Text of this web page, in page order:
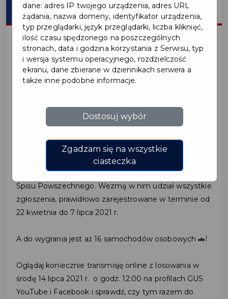
2021-07-14
WIELKI FINAŁ LOTERII
NARODOWEGO SPISU
POWSZECHNEGO
Dziś, tj. 14 lipca 2021 r. o godz. 12.00 odbędzie się
ostatnie, finałowe losowanie 🍀loterii Narodowego
Spisu Powszechnego. Wezmą w nim udział wszystkie
zgłoszenia, prawidłowo zarejestrowane w terminie od
22 kwietnia do 7 lipca 2021 r.
A do wygrania jest aż 16 samochodów osobowych 🚗!
Oglądaj koniecznie transmisję online z losowania w
środę 14 lipca 2021 r. o godz. 12.00 na profilach GUS
YouTube i Facebook i sprawdź, czy tym razem do
dane: adres IP twojego urządzenia, adres URL
żądania, nazwa domeny, identyfikator urządzenia,
typ przeglądarki, język przeglądarki, liczba kliknięć,
ilość czasu spędzonego na poszczególnych
stronach, data i godzina korzystania z Serwisu, typ
i wersja systemu operacyjnego, rozdzielczość
ekranu, dane zbierane w dziennikach serwera a
także inne podobne informacje.
Dostosuj wybór
Zgadzam się na wszystkie
ciasteczka